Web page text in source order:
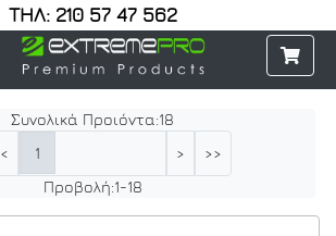
ΤΗΛ: 210 57 47 562
Συνολικά Προιόντα:18
< 1 >
>>
Προβολή:1-18